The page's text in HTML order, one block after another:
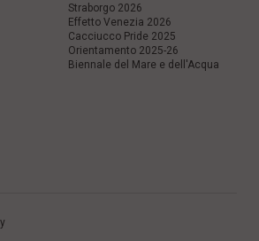
Straborgo 2026
Effetto Venezia 2026
Cacciucco Pride 2025
Orientamento 2025-26
Biennale del Mare e dell'Acqua